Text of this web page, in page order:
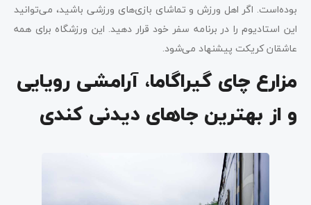
بوده‌است. اگر اهل ورزش و تماشای بازی‌های ورزشی باشید، می‌توانید
این استادیوم را در برنامه سفر خود قرار دهید. این ورزشگاه برای همه
عاشقان کریکت پیشنهاد می‌شود.
مزارع چای گیراگاما، آرامشی رویایی
و از بهترین جاهای دیدنی کندی